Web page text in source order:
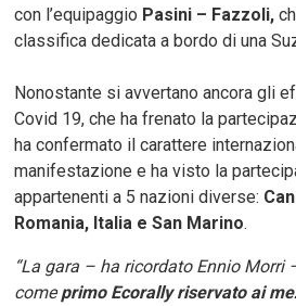
con l’equipaggio Pasini – Fazzoli,
classifica dedicata a bordo di una
Nonostante si avvertano ancora gli
Covid 19, che ha frenato la
ha confermato il carattere
manifestazione e ha visto la
appartenenti a 5 nazioni diverse:
Romania, Italia e San Marino.
“La gara – ha ricordato Ennio Morri
comeprimo Ecorally riservato ai